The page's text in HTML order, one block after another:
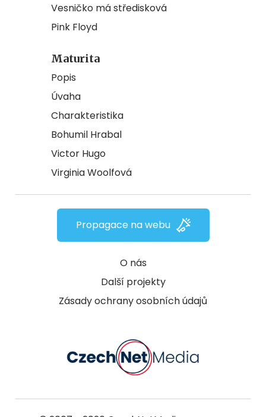
Vesničko má středisková
Pink Floyd
Maturita
Popis
Úvaha
Charakteristika
Bohumil Hrabal
Victor Hugo
Virginia Woolfová
O nás
Další projekty
Zásady ochrany osobních údajů
Propagace na webu